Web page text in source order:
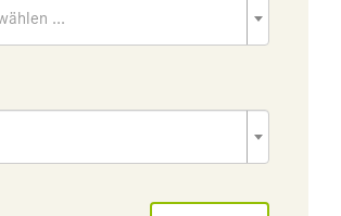
...